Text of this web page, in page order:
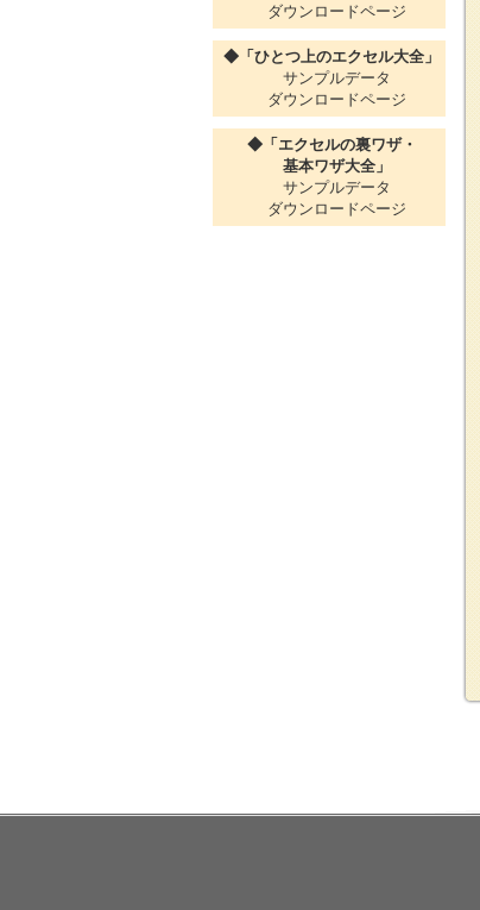
ダウンロードページ
◆「ひとつ上のエクセル大全」
サンプルデータ
ダウンロードページ
◆「エクセルの裏ワザ・
基本ワザ大全」
サンプルデータ
ダウンロードページ